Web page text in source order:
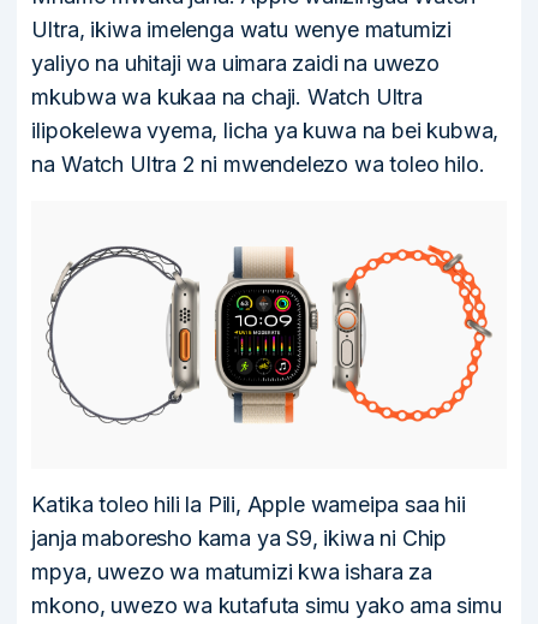
Ultra, ikiwa imelenga watu wenye matumizi
yaliyo na uhitaji wa uimara zaidi na uwezo
mkubwa wa kukaa na chaji. Watch Ultra
ilipokelewa vyema, licha ya kuwa na bei kubwa,
na Watch Ultra 2 ni mwendelezo wa toleo hilo.
Katika toleo hili la Pili, Apple wameipa saa hii
janja maboresho kama ya S9, ikiwa ni Chip
mpya, uwezo wa matumizi kwa ishara za
mkono, uwezo wa kutafuta simu yako ama simu